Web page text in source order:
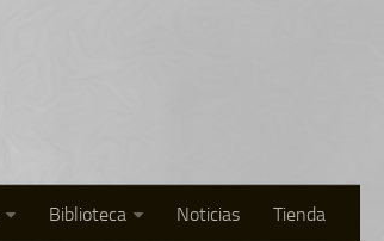
Biblioteca Noticias Tienda